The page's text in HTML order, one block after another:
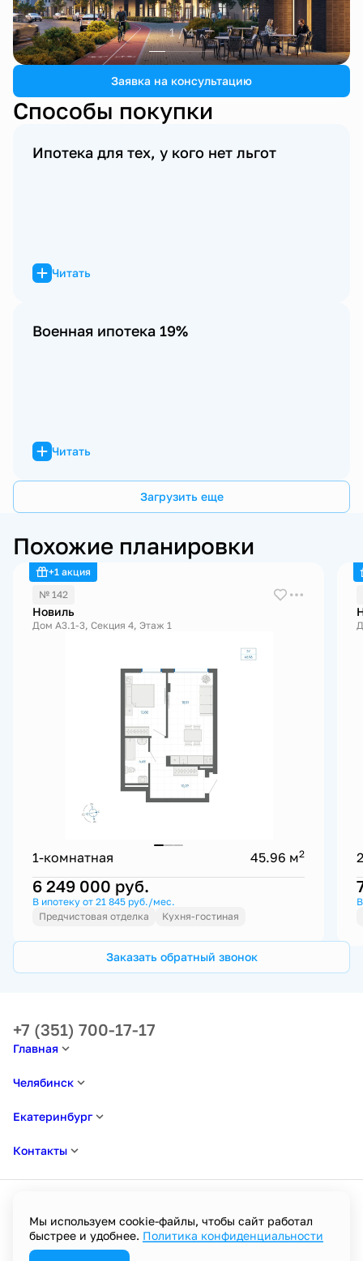
1 / 4
Заявка на консультацию
Способы покупки
Ипотека для тех, у кого нет льгот
Читать
Военная ипотека 19%
Читать
Загрузить еще
Похожие планировки
+1 акция
№ 142
Новиль
Дом А3.1-3, Секция 4, Этаж 1
1-комнатная 45.96 м2
6 249 000 руб.
В ипотеку от 21 845 руб./мес.
Предчистовая отделка
Кухня-гостиная
Заказать обратный звонок
Главная
Челябинск
Екатеринбург
Контакты
+7 (351) 700-17-17
Политика в отношении обработки персональных данных
Пользовательское соглашение
Мы используем cookie-файлы, чтобы сайт работал
быстрее и удобнее. Политика конфиденциальности